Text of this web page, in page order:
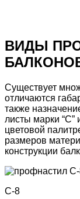
ВИДЫ
Существует
отличаются
также
листы марки “С”
цветовой
размеров
конструкции
С-8